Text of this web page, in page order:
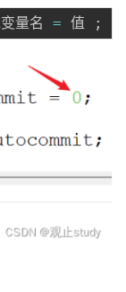
量名 = 值 ;